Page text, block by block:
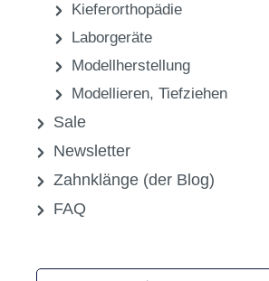
Kieferorthopädie
Laborgeräte
Modellherstellung
Modellieren, Tiefziehen
Sale
Newsletter
Zahnklänge (der Blog)
FAQ